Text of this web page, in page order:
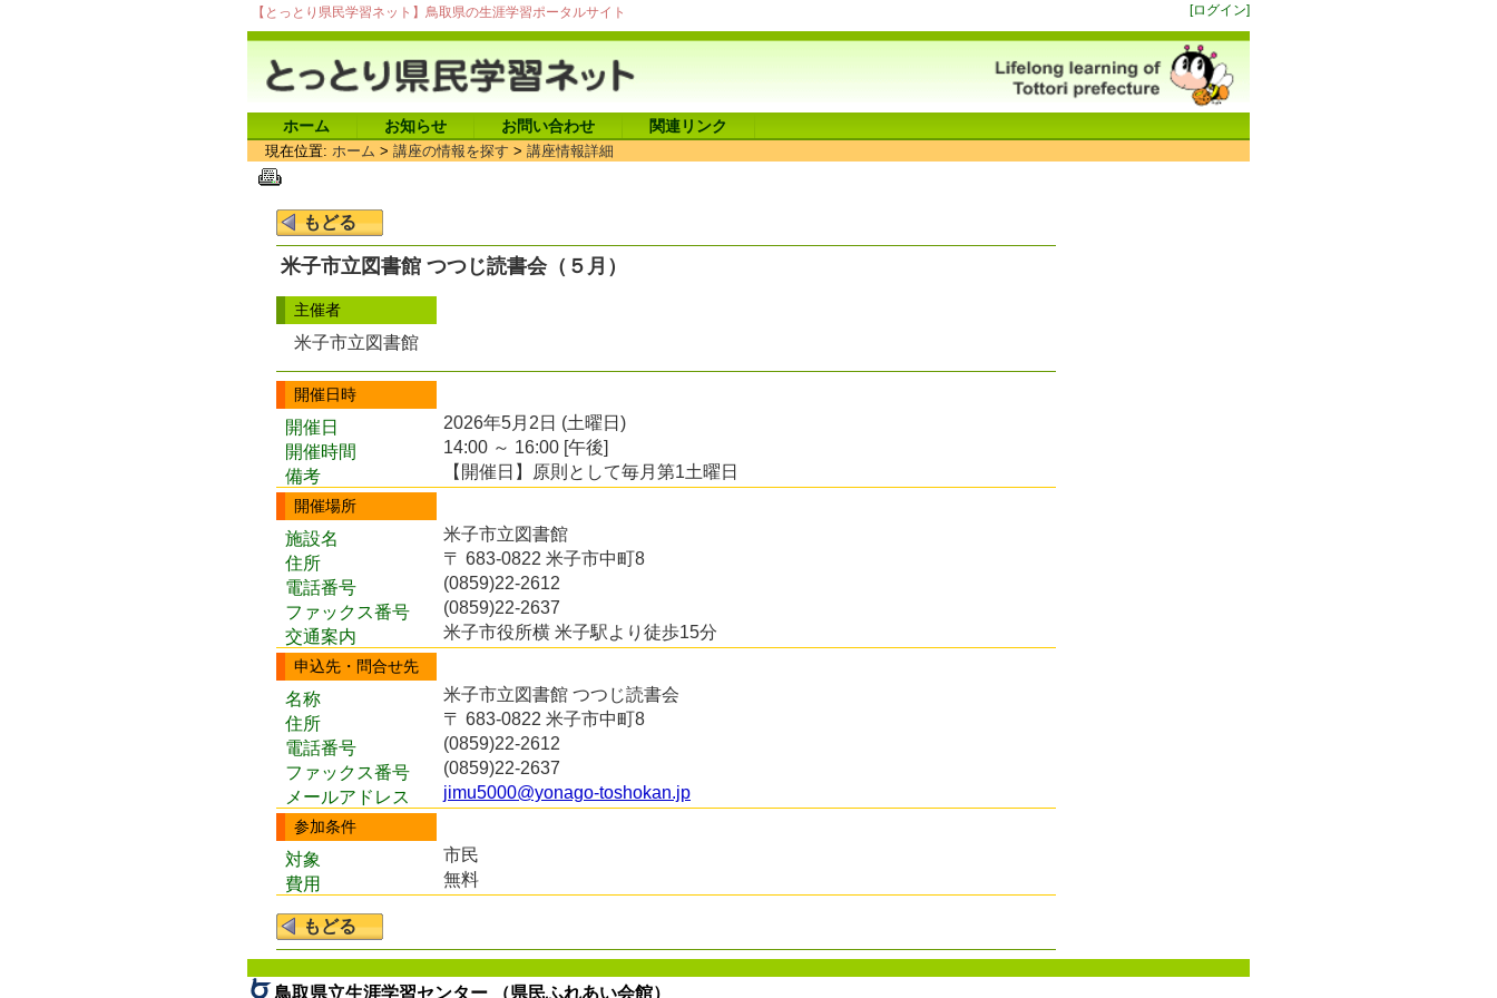
【とっとり県民学習ネット】鳥取県の生涯学習ポータルサイト [ログイン]
ホーム お知らせ お問い合わせ 関連リンク
現在位置: ホーム > 講座の情報を探す > 講座情報詳細
米子市立図書館 つつじ読書会（５月）
主催者
米子市立図書館
開催日時
開催日
2026年5月2日 (土曜日)
開催時間
14:00 ～ 16:00 [午後]
備考
【開催日】原則として毎月第1土曜日
開催場所
施設名
米子市立図書館
住所
〒 683-0822 米子市中町8
電話番号
(0859)22-2612
ファックス番号
(0859)22-2637
交通案内
米子市役所横 米子駅より徒歩15分
申込先・問合せ先
名称
米子市立図書館 つつじ読書会
住所
〒 683-0822 米子市中町8
電話番号
(0859)22-2612
ファックス番号
(0859)22-2637
メールアドレス
jimu5000@yonago-toshokan.jp
参加条件
対象
市民
費用
無料
鳥取県立生涯学習センター （県民ふれあい会館）